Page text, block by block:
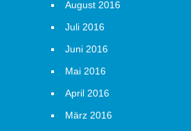
August 2016
Juli 2016
Juni 2016
Mai 2016
April 2016
März 2016